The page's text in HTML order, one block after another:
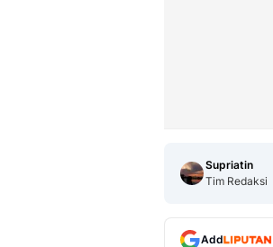
Supriatin
Tim Redaksi
Add